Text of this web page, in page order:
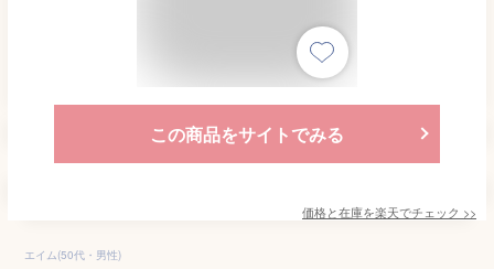
この商品をサイトでみる
価格と在庫を楽天でチェック >>
エイム(50代・男性)